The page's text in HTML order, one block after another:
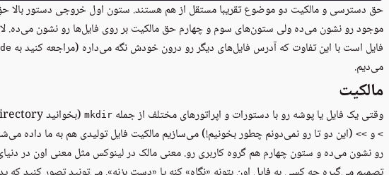
حق دسترسی و مالکیت دو موضوع تقریبا مستقل از هم هستند. ستون اول خروجی دستور بالا
موجود رو نشون می‌ده ولی ستون‌های سوم و چهارم حق مالکیت بر روی فایل‌ها رو نشون می‌ده.
فایل است با این تفاوت که آدرس فایل‌های دیگر رو درون خودش نگه می‌داره (مراجعه کنید به
می‌دیم.
مالکیت
وقتی یک فایل یا پوشه رو با دستورات و اپراتورهای مختلف از جمله mkdir (بخوانید make directory) و
< و << (این دو تا رو نمی‌دونم چطور بخونیم!) می‌سازیم مالکیت فایل تولیدی هم به ما داده
رو نشون می‌ده و ستون چهارم هم گروه کاربری رو. معنی مالک در لینوکس مثل معنی اون در